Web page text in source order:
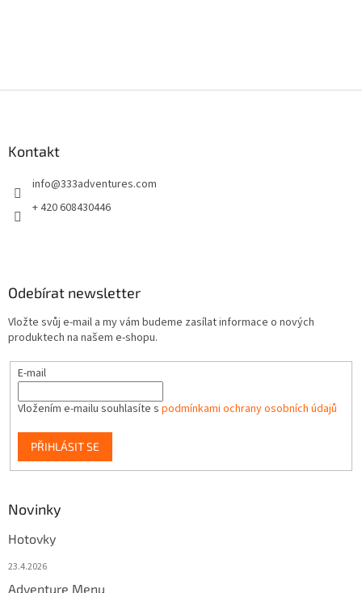
Kontakt
info@333adventures.com
+ 420 608430446
Odebírat newsletter
Vložte svůj e-mail a my vám budeme zasílat informace o nových
produktech na našem e-shopu.
E-mail
Vložením e-mailu souhlasíte s podmínkami ochrany osobních údajů
PŘIHLÁSIT SE
Novinky
Hotovky
23.4.2026
Adventure Menu